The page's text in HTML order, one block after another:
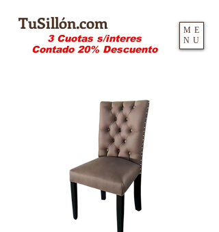
TuSillón.com
3 Cuotas s/interes
Contado 20% Descuento
ME
NU